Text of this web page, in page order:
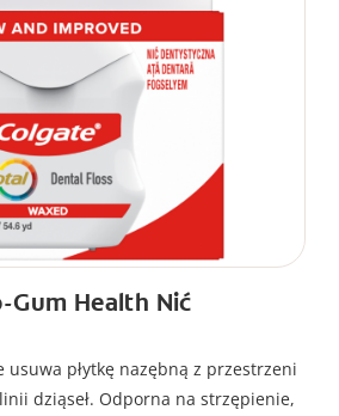
Gum Health Nić
usuwa płytkę nazębną z przestrzeni
dziąseł. Odporna na strzępienie,